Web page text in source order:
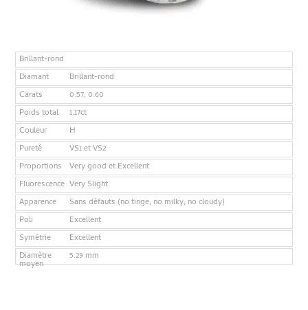
Brillant-rond
Diamant
Brillant-rond
Carats
0.57, 0.60
Poids total
1.17ct
Couleur
H
Pureté
VS1 et VS2
Proportions
Very good et Excellent
Fluorescence Very Slight
Apparence
Sans défauts (no tinge, no milky, no cloudy)
Poli
Excellent
Symétrie
Excellent
Diamètre
moyen
5.29 mm